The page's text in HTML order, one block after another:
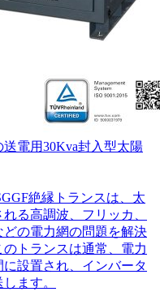
電用30Kva封入型太陽
絶縁トランスは、太
る高調波、フリッカ、
の電力網の問題を解決
トランスは通常、電力
設置され、インバータ
ます。